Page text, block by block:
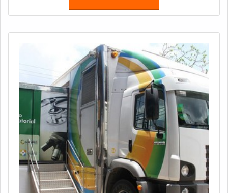
característica de 8x4 com relação a sua divisão de rodas.
Dessa forma, esterçar o veículo na hora de se fazer